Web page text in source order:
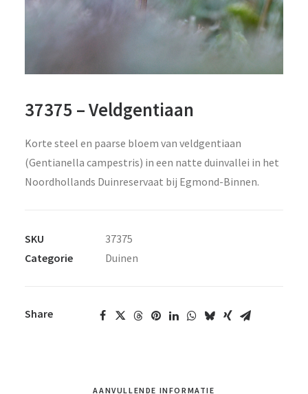
37375 – Veldgentiaan
Korte steel en paarse bloem van veldgentiaan
(Gentianella campestris) in een natte duinvallei in het
Noordhollands Duinreservaat bij Egmond-Binnen.
SKU
37375
Categorie
Duinen
Share
AANVULLENDE INFORMATIE